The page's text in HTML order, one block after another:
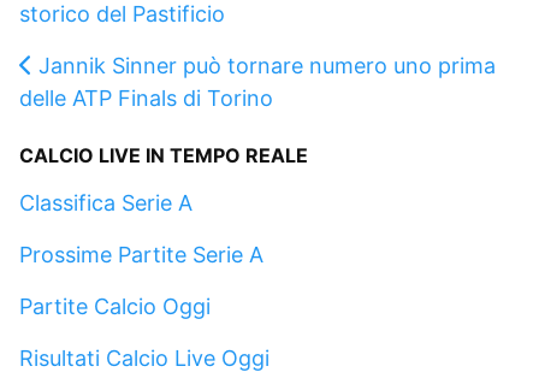
storico del Pastificio
Jannik Sinner può tornare numero uno prima
delle ATP Finals di Torino
CALCIO LIVE IN TEMPO REALE
Classifica Serie A
Prossime Partite Serie A
Partite Calcio Oggi
Risultati Calcio Live Oggi